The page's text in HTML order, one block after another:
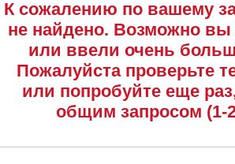
К сожалению по вашему
не найдено. Возможно вы
или ввели очень
Пожалуйста проверьте
или попробуйте еще
общим запросом (1-